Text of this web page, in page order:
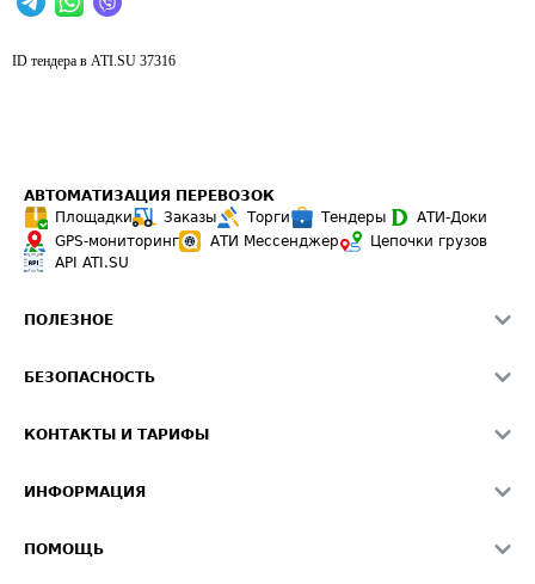
ID тендера в ATI.SU 37316
АВТОМАТИЗАЦИЯ ПЕРЕВОЗОК
Площадки
Заказы Торги Тендеры
АТИ-Доки
GPS-мониторинг
АТИ Мессенджер
Цепочки грузов
API ATI.SU
ПОЛЕЗНОЕ
Звезды ATI.SU на вашем сайте
Средние ставки
БЕЗОПАСНОСТЬ
Светофор+
О формировании Паспорта
КОНТАКТЫ И ТАРИФЫ
Реклама на сайте
ИНФОРМАЦИЯ
ПОМОЩЬ